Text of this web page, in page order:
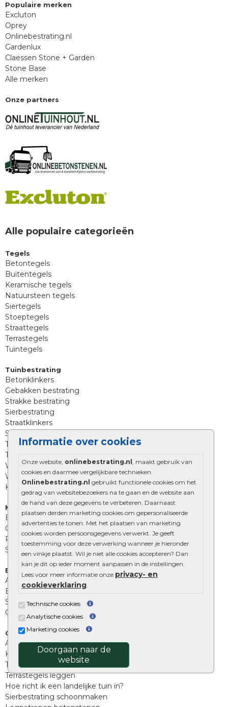
Informatie over cookies
Onze website, onlinebestrating.nl , maakt gebruik van
cookies en daarmee vergelijkbare technieken.
Onlinebestrating.nl gebruikt functionele cookies om het
gedrag van websitebezoekers na te gaan en de website aan
de hand van deze gegevens te verbeteren. Daarnaast
plaatsen derden marketing cookies om gepersonaliseerde
advertenties te tonen. Met het plaatsen van marketing
cookies worden persoonsgegevens verwerkt. Je geeft
toestemming voor deze verwerking wanneer je hieronder
een vinkje plaatst. Wil je niet alle cookies accepteren? Dan
kan je dit op ieder moment aanpassen in de instellingen.
Lees voor meer informatie onze privacy- en
cookieverklaring.
Technische cookies
Analytische cookies
Marketing cookies
Doorgaan naar de
website
Populaire merken
Excluton
Oprey
Onlinebestrating.nl
Gardenlux
Claessen Stone + Garden
Stone Base
Alle merken
Onze partners
Alle populaire categorieën
Tegels
Betontegels
Buitentegels
Keramische tegels
Natuursteen tegels
Siertegels
Stoeptegels
Straattegels
Terrastegels
Tuintegels
Tuinbestrating
Betonklinkers
Gebakken bestrating
Strakke bestrating
Sierbestrating
Straatklinkers
Straatstenen
Trommelstenen
Tuinstenen
Waalformaat
Wildverband bestrating
Kingstones
Muurelementen
Betonbielzen
Opsluitbanden
Palissades
Stapelblokken
Extra benodigdheden
Afwatering en diversen
Beplantings en betonelementen
Split, grind en zand
Oprit tegels
Overig
Aanbiedingen
Kunstgras
Tuintegels outlet
Terrastegels leggen
Hoe richt ik een landelijke tuin in?
Sierbestrating schoonmaken